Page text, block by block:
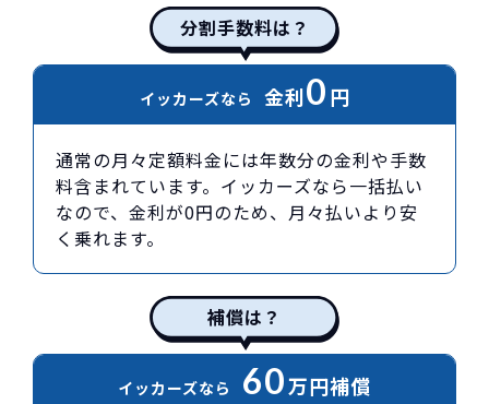
分割手数料は？
イッカーズなら 金利0円
通常の月々定額料金には年数分の金利や手数
料含まれています。イッカーズなら一括払い
なので、金利が0円のため、月々払いより安
く乗れます。
補償は？
イッカーズなら 60万円補償